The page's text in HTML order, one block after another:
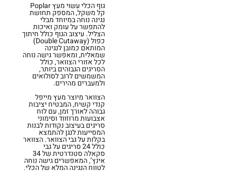
גוף הכלי עשוי מעץ Poplar
קל משקל, המספק תחושת
נגינה נוחה במיוחד מבלי
להתפשר על עומק ואיכות
הצליל. עיצוב הגוף כולל חיתוך
כפול (Double Cutaway)
המותאם כמובן לנגינה
שמאלית, ומאפשר גישה נוחה
לכל אזורי הצוואר, כולל
הסריגים הגבוהים ביותר,
המשמשים לרוב לסולואים
ולמעברים מהירים.
הצוואר מיוצר מעץ מייפל
קנדי קשיח, המבטיח יציבות
גבוהה לאורך זמן, עם לוח
אצבועות מרוזווד וסימוני
סריגים בעיצוב נקודות לבנות
המסייעות לנגן להתמצא
בקלות על גבי הצוואר. הצוואר
כולל 24 סריגים על גבי
סקאלה סטנדרטית של 34
אינץ’, המאפשרים גישה נוחה
לטווח הנגינה המלא של הכלי.